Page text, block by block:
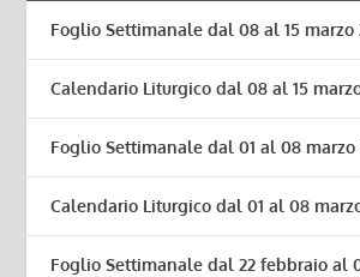
Foglio Settimanale dal 08 al 15 marzo
Calendario Liturgico dal 08 al 15
Foglio Settimanale dal 01 al 08 marzo
Calendario Liturgico dal 01 al 08
Foglio Settimanale dal 22 febbraio al